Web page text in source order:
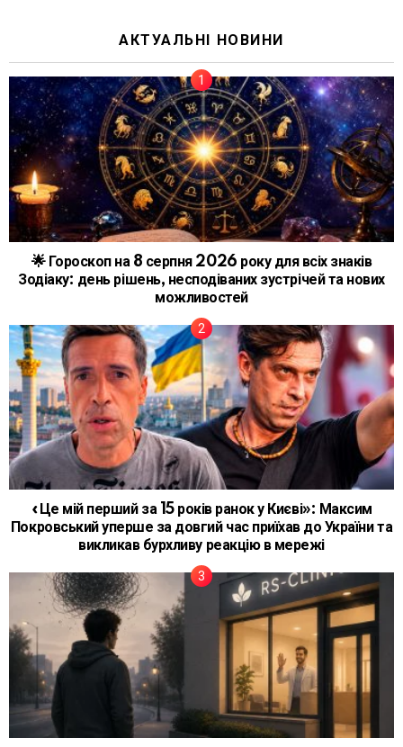
АКТУАЛЬНІ НОВИНИ
🌟 Гороскоп на 8 серпня 2026 року для всіх знаків
Зодіаку: день рішень, несподіваних зустрічей та нових
можливостей
«Це мій перший за 15 років ранок у Києві»: Максим
Покровський уперше за довгий час приїхав до України та
викликав бурхливу реакцію в мережі